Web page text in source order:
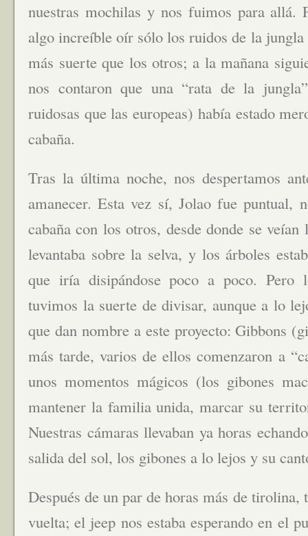
nuestras mochilas y nos fuimos para allá.
algo increíble oír sólo los ruidos de la
más suerte que los otros; a la mañana
nos contaron que una “rata de la
ruidosas que las europeas) había estado
cabaña.
Tras la última noche, nos despertamos
amanecer. Esta vez sí, Jolao fue puntual,
cabaña con los otros, desde donde se
levantaba sobre la selva, y los árboles
que iría disipándose poco a poco. Pero
tuvimos la suerte de divisar, aunque a lo
que dan nombre a este proyecto: Gibbons
más tarde, varios de ellos comenzaron a
unos momentos mágicos (los gibones
mantener la familia unida, marcar su
Nuestras cámaras llevaban ya horas
salida del sol, los gibones a lo lejos y su
Después de un par de horas más de
vuelta; el jeep nos estaba esperando en el